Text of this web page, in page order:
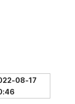
08-17